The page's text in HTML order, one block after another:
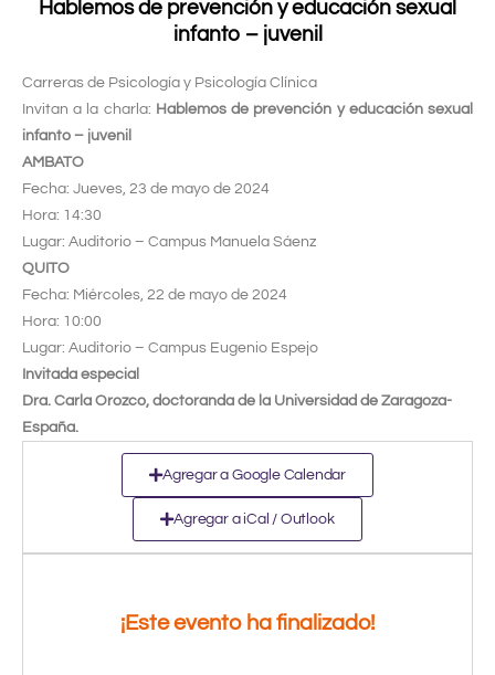
Hablemos de prevención y educación sexual
infanto – juvenil
Carreras de Psicología y Psicología Clínica
Invitan a la charla: Hablemos de prevención y educación sexual
infanto – juvenil
AMBATO
Fecha: Jueves, 23 de mayo de 2024
Hora: 14:30
Lugar: Auditorio – Campus Manuela Sáenz
QUITO
Fecha: Miércoles, 22 de mayo de 2024
Hora: 10:00
Lugar: Auditorio – Campus Eugenio Espejo
Invitada especial
Dra. Carla Orozco, doctoranda de la Universidad de Zaragoza-
España.
Agregar a Google Calendar
Agregar a iCal / Outlook
¡Este evento ha finalizado!